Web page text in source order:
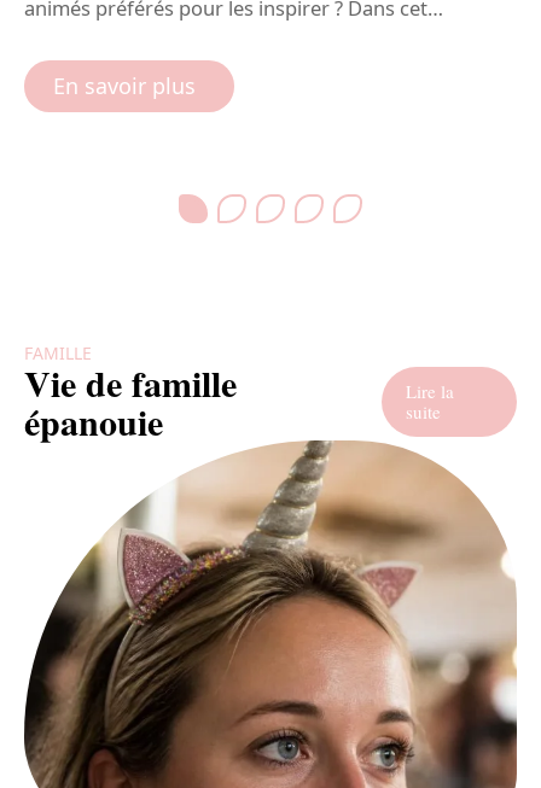
animés préférés pour les inspirer ? Dans cet…
En savoir plus
FAMILLE
Vie de famille
épanouie
Lire la
suite